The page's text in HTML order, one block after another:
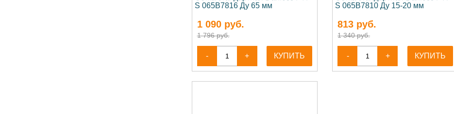
S 065B7816 Ду 65 мм
1 090руб.
1 796 руб.
- + КУПИТЬ
S 065B7810 Ду 15-20 мм
813 руб.
1 340 руб.
- + КУПИТЬ